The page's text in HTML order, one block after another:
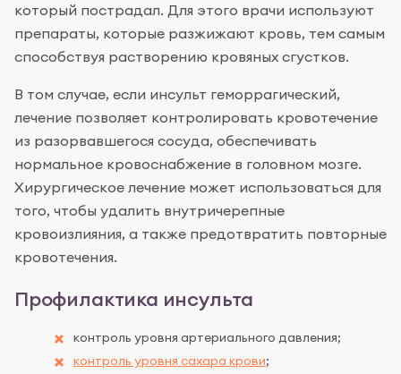
который пострадал. Для этого врачи используют
препараты, которые разжижают кровь, тем самым
способствуя растворению кровяных сгустков.
В том случае, если инсульт геморрагический,
лечение позволяет контролировать кровотечение
из разорвавшегося сосуда, обеспечивать
нормальное кровоснабжение в головном мозге.
Хирургическое лечение может использоваться для
того, чтобы удалить внутричерепные
кровоизлияния, а также предотвратить повторные
кровотечения.
Профилактика инсульта
контроль уровня артериального давления;
контроль уровня сахара крови;